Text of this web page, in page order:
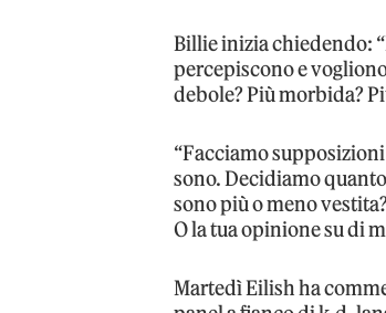
Billie inizia chiedendo:
percepiscono e
debole? Più morbida?
“Facciamo
sono. Decidiamo
sono più o meno
O la tua opinione su di
Martedì Eilish ha